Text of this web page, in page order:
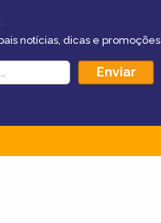
notícias, dicas e promoções